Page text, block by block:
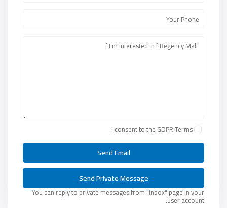
I consent to the GDPR Terms
You can reply to private messages from "Inbox" page in your
user account.